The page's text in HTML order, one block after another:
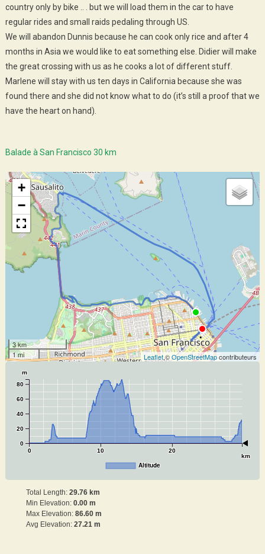
country only by bike .. . but we will load them in the car to have
regular rides and small raids pedaling through US.
We will abandon Dunnis because he can cook only rice and after 4
months in Asia we would like to eat something else. Didier will make
the great crossing with us as he cooks a lot of different stuff.
Marlene will stay with us ten days in California because she was
found there and she did not know what to do (it’s still a proof that we
have the heart on hand).
Balade à San Francisco 30 km
+
−
3 km
1 mi
Leaflet,©OpenStreetMapcontributeurs
0 10 20
km
0
20
40
60
80
m
Altitude
Total Length: 29.76 km
Min Elevation: 0.00 m
Max Elevation: 86.60 m
Avg Elevation: 27.21 m